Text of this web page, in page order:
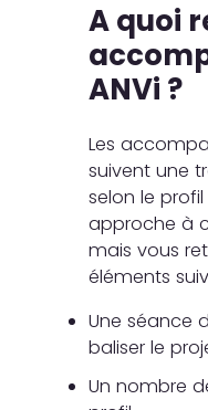
A quoi
ANVi ?
Les
suivent une
selon le
approche à
mais vous
éléments
Une séance
baliser le
Un nombre